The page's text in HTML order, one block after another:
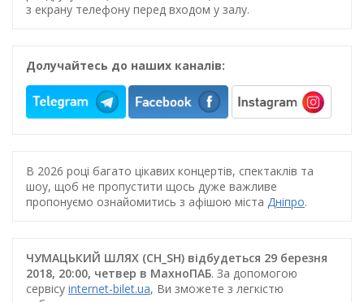
з екрану телефону перед входом у залу.
Долучайтесь до наших каналів:
В 2026 році багато цікавих концертів, спектаклів та
шоу, щоб не пропустити щось дуже важливе
пропонуємо ознайомитись з афішою міста Дніпро.
ЧУМАЦЬКИЙ ШЛЯХ (CH_SH) відбудеться 29 березня
2018, 20:00, четвер в МахноПАБ. За допомогою
сервісу internet-bilet.ua, Ви зможете з легкістю